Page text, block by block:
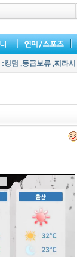
:킹덤 ,등급보류 ,찌라시